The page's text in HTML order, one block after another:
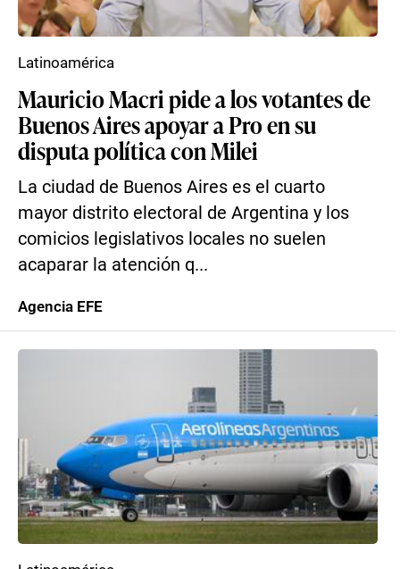
Mauricio Macri pide a los votantes de
Buenos Aires apoyar a Pro en su
disputa política con Milei
La ciudad de Buenos Aires es el cuarto
mayor distrito electoral de Argentina y los
comicios legislativos locales no suelen
acaparar la atención q...
Latinoamérica
Agencia EFE